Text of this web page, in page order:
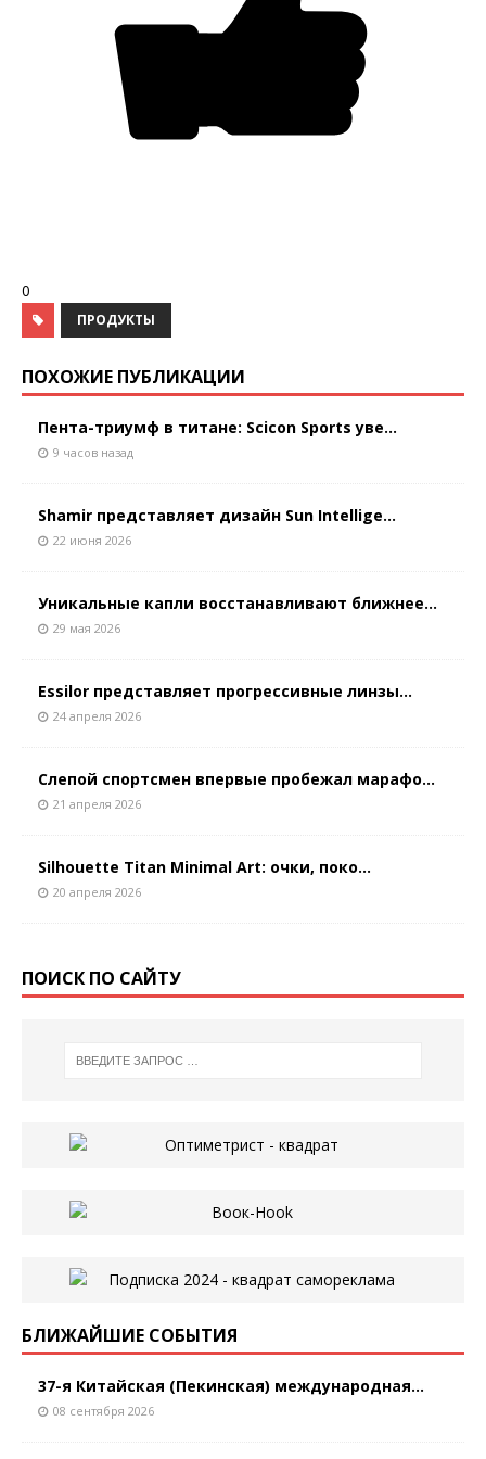
0
ПРОДУКТЫ
ПОХОЖИЕ ПУБЛИКАЦИИ
Пента-триумф в титане: Scicon Sports уве...
9 часов назад
Shamir представляет дизайн Sun Intellige...
22 июня 2026
Уникальные капли восстанавливают ближнее...
29 мая 2026
Essilor представляет прогрессивные линзы...
24 апреля 2026
Слепой спортсмен впервые пробежал марафо...
21 апреля 2026
Silhouette Titan Minimal Art: очки, поко...
20 апреля 2026
ПОИСК ПО САЙТУ
БЛИЖАЙШИЕ СОБЫТИЯ
37-я Китайская (Пекинская) международная...
08 сентября 2026